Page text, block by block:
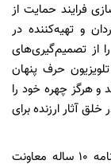
فرایند حمایت از
و تهیه‌کننده در
از تصمیم‌گیری‌های
حرف پنهان
و هرگز چهره خود را
آثار ارزنده برای
معاون سیما در ادامه سخنان خود به تشریح کارنامه 10 ساله معاونت